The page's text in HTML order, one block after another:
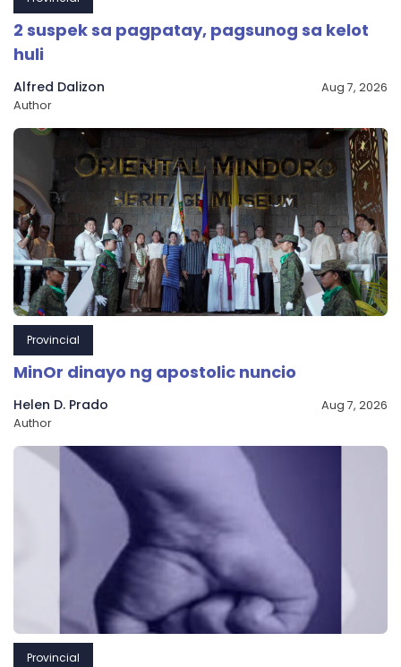
2 suspek sa pagpatay, pagsunog sa kelot
huli
Alfred Dalizon
Author
Aug 7, 2026
Provincial
MinOr dinayo ng apostolic nuncio
Helen D. Prado
Author
Aug 7, 2026
Provincial